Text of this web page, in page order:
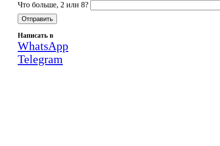
Что больше, 2 или 8?
Написать в
WhatsApp
Telegram